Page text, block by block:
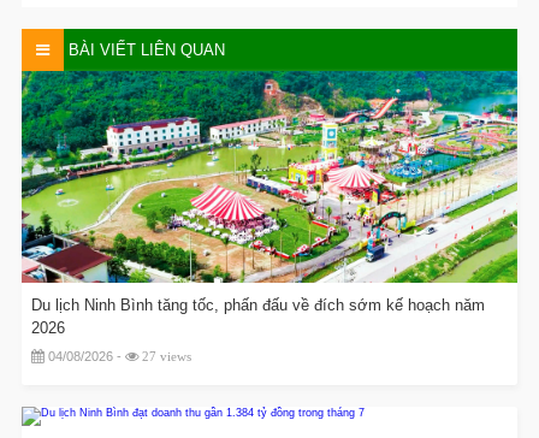
BÀI VIẾT LIÊN QUAN
Du lịch Ninh Bình tăng tốc, phấn đấu về đích sớm kế hoạch năm
2026
04/08/2026 - 27 views